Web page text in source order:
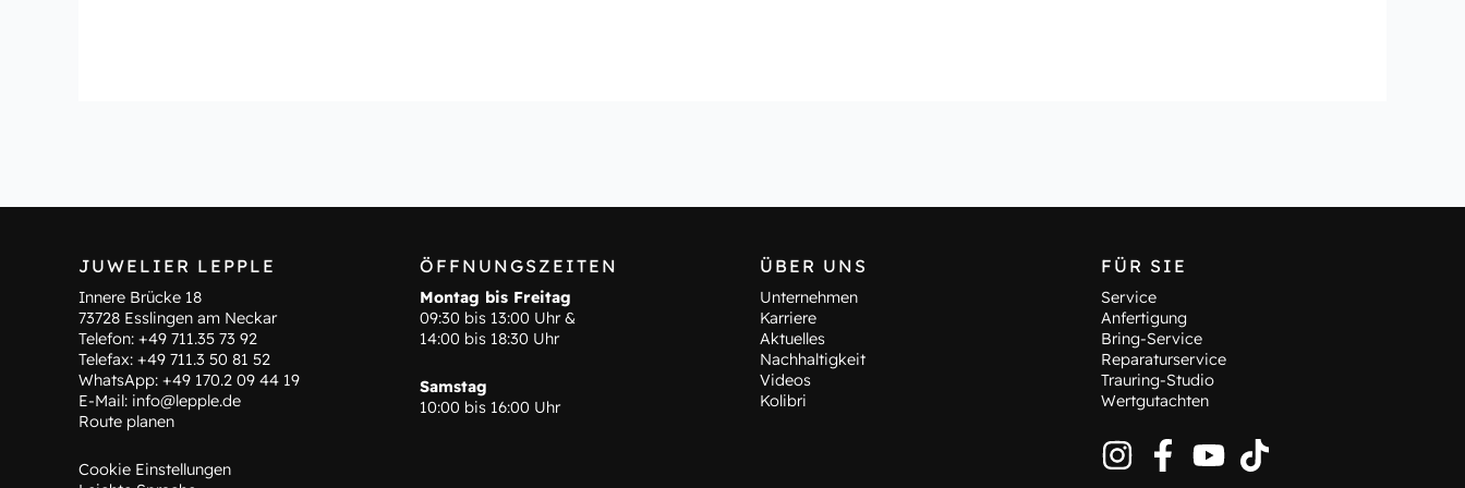
JUWELIER LEPPLE
Innere Brücke 18
73728 Esslingen am Neckar
Telefon: +49 711.35 73 92
Telefax: +49 711.3 50 81 52
WhatsApp: +49 170.2 09 44 19
E-Mail: info@lepple.de
Route planen
Cookie Einstellungen
ÖFFNUNGSZEITEN
Montag bis Freitag
09:30 bis 13:00 Uhr &
14:00 bis 18:30 Uhr
Samstag
10:00 bis 16:00 Uhr
ÜBER UNS
Unternehmen
Karriere
Aktuelles
Nachhaltigkeit
Videos
Kolibri
FÜR SIE
Service
Anfertigung
Bring-Service
Reparaturservice
Trauring-Studio
Wertgutachten